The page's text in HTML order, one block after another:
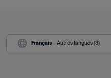
Français - Autres langues (3)